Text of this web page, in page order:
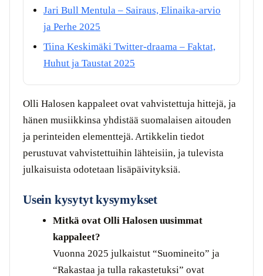
Jari Bull Mentula – Sairaus, Elinaika-arvio
ja Perhe 2025
Tiina Keskimäki Twitter-draama – Faktat,
Huhut ja Taustat 2025
Olli Halosen kappaleet ovat vahvistettuja hittejä, ja
hänen musiikkinsa yhdistää suomalaisen aitouden
ja perinteiden elementtejä. Artikkelin tiedot
perustuvat vahvistettuihin lähteisiin, ja tulevista
julkaisuista odotetaan lisäpäivityksiä.
Usein kysytyt kysymykset
Mitkä ovat Olli Halosen uusimmat
kappaleet?
Vuonna 2025 julkaistut “Suomineito” ja
“Rakastaa ja tulla rakastetuksi” ovat